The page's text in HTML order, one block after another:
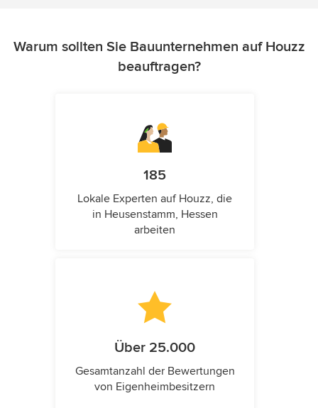
Warum sollten Sie Bauunternehmen auf Houzz
beauftragen?
185
Lokale Experten auf Houzz, die
in Heusenstamm, Hessen
arbeiten
Über 25.000
Gesamtanzahl der Bewertungen
von Eigenheimbesitzern